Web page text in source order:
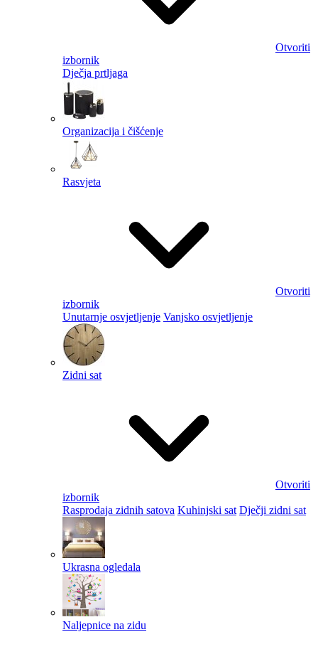
Otvoriti
izbornik
Dječja prtljaga
Organizacija i čišćenje
Rasvjeta
Otvoriti
izbornik
Unutarnje osvjetljenje Vanjsko osvjetljenje
Zidni sat
Otvoriti
izbornik
Rasprodaja zidnih satova Kuhinjski sat Dječji zidni sat
Ukrasna ogledala
Naljepnice na zidu